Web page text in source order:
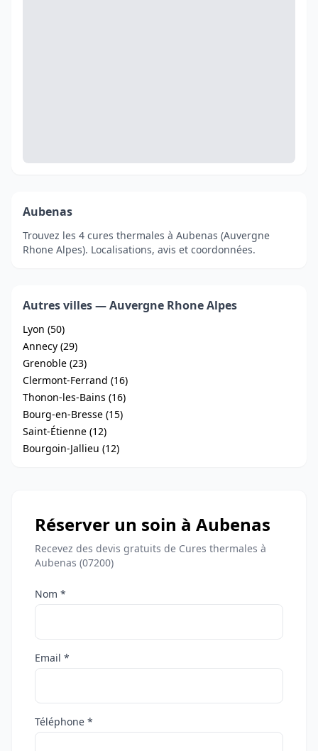
Aubenas
Trouvez les 4 cures thermales à Aubenas (Auvergne
Rhone Alpes). Localisations, avis et coordonnées.
Autres villes — Auvergne Rhone Alpes
Lyon (50)
Annecy (29)
Grenoble (23)
Clermont-Ferrand (16)
Thonon-les-Bains (16)
Bourg-en-Bresse (15)
Saint-Étienne (12)
Bourgoin-Jallieu (12)
Réserver un soin à Aubenas
Recevez des devis gratuits de Cures thermales à
Aubenas (07200)
Nom *
Email *
Téléphone *